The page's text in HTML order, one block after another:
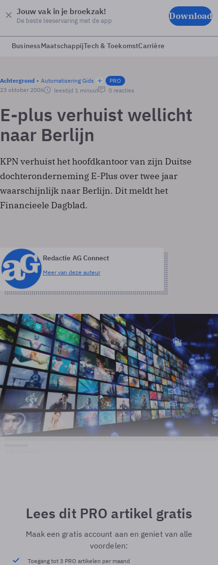
Jouw vak in je broekzak!
De beste leeservaring met de app Download
BusinessMaatschappijTech & ToekomstCarrière
Achtergrond Automatisering Gids
PRO
23 oktober 2006
leestijd 1 minuut 0 reacties
E-plus verhuist wellicht
naar Berlijn
KPN verhuist het hoofdkantoor van zijn Duitse
dochteronderneming E-Plus over twee jaar
waarschijnlijk naar Berlijn. Dit meldt het
Financieele Dagblad.
Redactie AG Connect
Meer van deze auteur
Lees dit PRO artikel gratis
Maak een gratis account aan en geniet van alle
voordelen:
Toegang tot 3 PRO artikelen per maand